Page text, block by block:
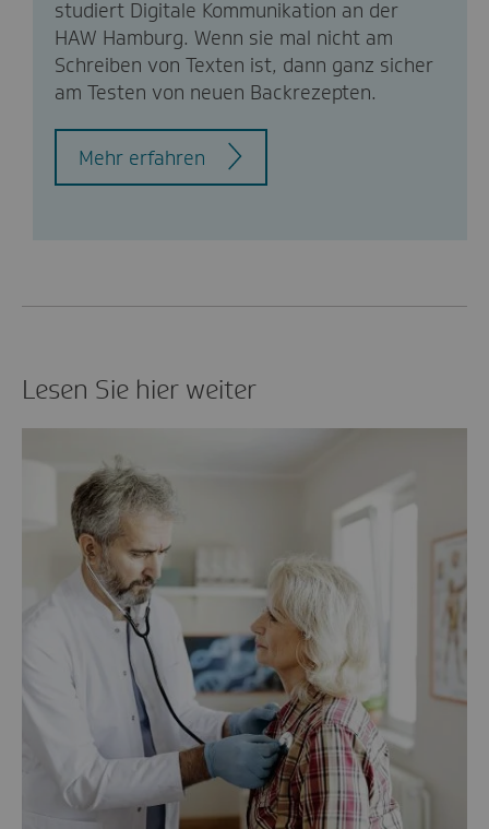
studiert Digitale Kommunikation an der
HAW Hamburg. Wenn sie mal nicht am
Schreiben von Texten ist, dann ganz sicher
am Testen von neuen Backrezepten.
Mehr erfahren
Lesen Sie hier weiter